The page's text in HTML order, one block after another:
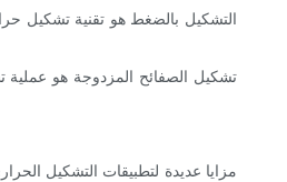
التشكيل بالضغط هو تقنية تشكيل
تشكيل الصفائح المزدوجة هو